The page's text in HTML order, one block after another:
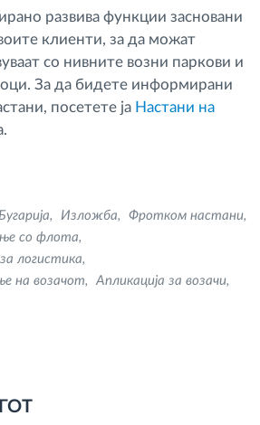
развива функции засновани
клиенти, за да можат
со нивните возни паркови и
За да бидете информирани
посетете ја Настани на
Изложба
Фротком настани
со флота
логистика
на возачот
Апликација за возачи